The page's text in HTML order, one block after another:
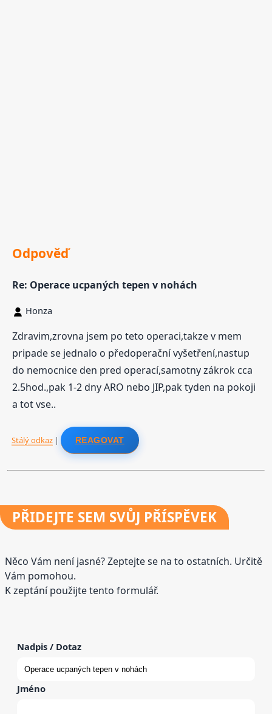
Odpověď
Re: Operace ucpaných tepen v nohách
Honza
Zdravim,zrovna jsem po teto operaci,takze v mem
pripade se jednalo o předoperační vyšetření,nastup
do nemocnice den pred operací,samotny zákrok cca
2.5hod.,pak 1-2 dny ARO nebo JIP,pak tyden na pokoji
a tot vse..
Stálý odkaz| REAGOVAT
PŘIDEJTE SEM SVŮJ PŘÍSPĚVEK
Něco Vám není jasné? Zeptejte se na to ostatních. Určitě
Vám pomohou.
K zeptání použijte tento formulář.
Nadpis / Dotaz
Jméno